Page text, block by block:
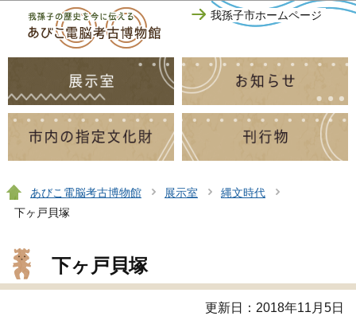
このページの本文へ移動我孫子市ホームページ
あびこ電脳考古博物館 展示室
縄文時代
下ヶ戸貝塚
下ヶ戸貝塚
更新日：2018年11月5日